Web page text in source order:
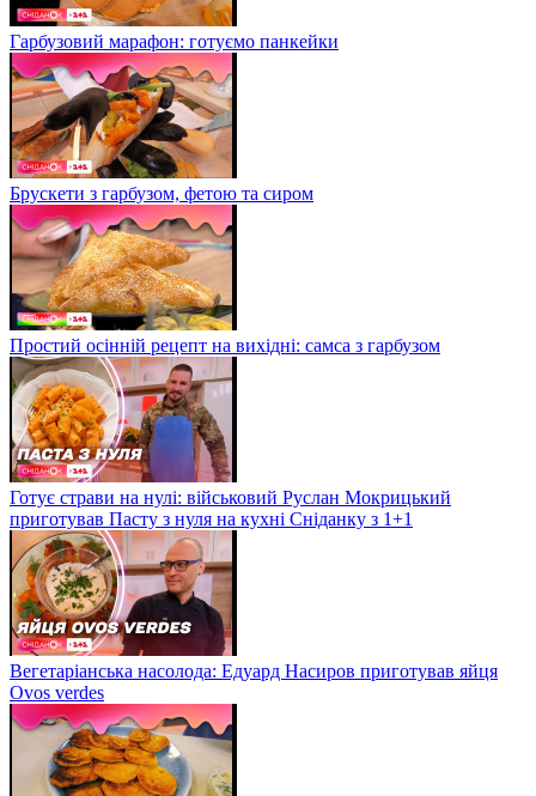
Гарбузовий марафон: готуємо панкейки
Брускети з гарбузом, фетою та сиром
Простий осінній рецепт на вихідні: самса з гарбузом
Готує страви на нулі: військовий Руслан Мокрицький
приготував Пасту з нуля на кухні Сніданку з 1+1
Вегетаріанська насолода: Едуард Насиров приготував яйця
Ovos verdes